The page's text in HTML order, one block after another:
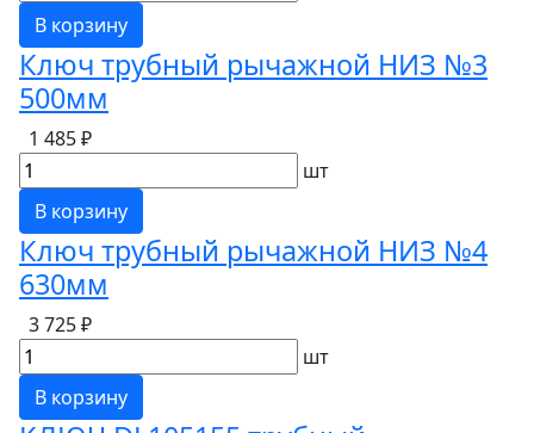
В корзину
Ключ трубный рычажной НИЗ №3
500мм
1 485 ₽
шт
В корзину
Ключ трубный рычажной НИЗ №4
630мм
3 725 ₽
шт
В корзину